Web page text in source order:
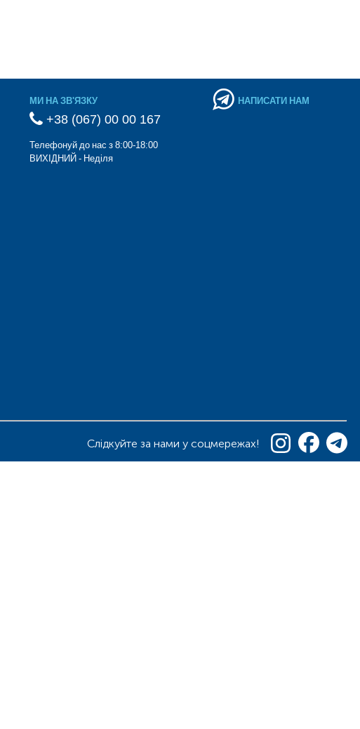
МИ НА ЗВ'ЯЗКУ
+38 (067) 00 00 167
Телефонуй до нас з 8:00-18:00
ВИХІДНИЙ - Неділя
НАПИСАТИ НАМ
Слідкуйте за нами у соцмережах!